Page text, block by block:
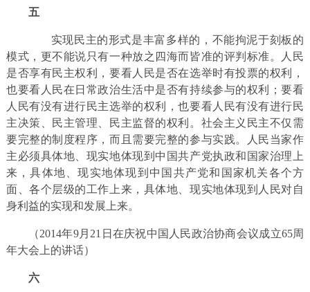
五
实现民主的形式是丰富多样的，不能拘泥于刻板的
模式，更不能说只有一种放之四海而皆准的评判标准。人民
是否享有民主权利，要看人民是否在选举时有投票的权利，
也要看人民在日常政治生活中是否有持续参与的权利；要看
人民有没有进行民主选举的权利，也要看人民有没有进行民
主决策、民主管理、民主监督的权利。社会主义民主不仅需
要完整的制度程序，而且需要完整的参与实践。人民当家作
主必须具体地、现实地体现到中国共产党执政和国家治理上
来，具体地、现实地体现到中国共产党和国家机关各个方
面、各个层级的工作上来，具体地、现实地体现到人民对自
身利益的实现和发展上来。
（2014年9月21日在庆祝中国人民政治协商会议成立65周
年大会上的讲话）
六